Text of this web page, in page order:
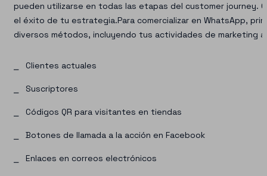
pueden utilizarse en todas las etapas del customer journey.
el éxito de tu estrategia.Para comercializar en WhatsApp,
diversos métodos, incluyendo tus actividades de marketing
Clientes actuales
Suscriptores
Códigos QR para visitantes en tiendas
Botones de llamada a la acción en Facebook
Enlaces en correos electrónicos